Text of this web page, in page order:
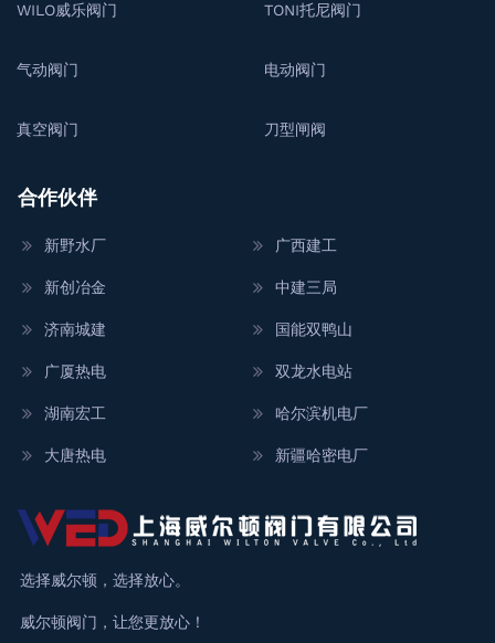
WILO威乐阀门 TONI托尼阀门
气动阀门 电动阀门
真空阀门 刀型闸阀
合作伙伴
新野水厂
新创冶金
济南城建
广厦热电
湖南宏工
大唐热电
广西建工
中建三局
国能双鸭山
双龙水电站
哈尔滨机电厂
新疆哈密电厂
选择威尔顿，选择放心。
威尔顿阀门，让您更放心！